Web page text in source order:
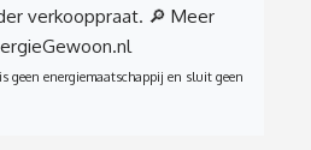
verkooppraat. 🔎 Meer
geen energiemaatschappij en sluit geen